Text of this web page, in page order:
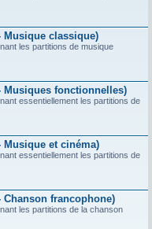
Musique classique)
les partitions de musique
Musiques fonctionnelles)
essentiellement les partitions de
Musique et cinéma)
essentiellement les partitions de
Chanson francophone)
les partitions de la chanson